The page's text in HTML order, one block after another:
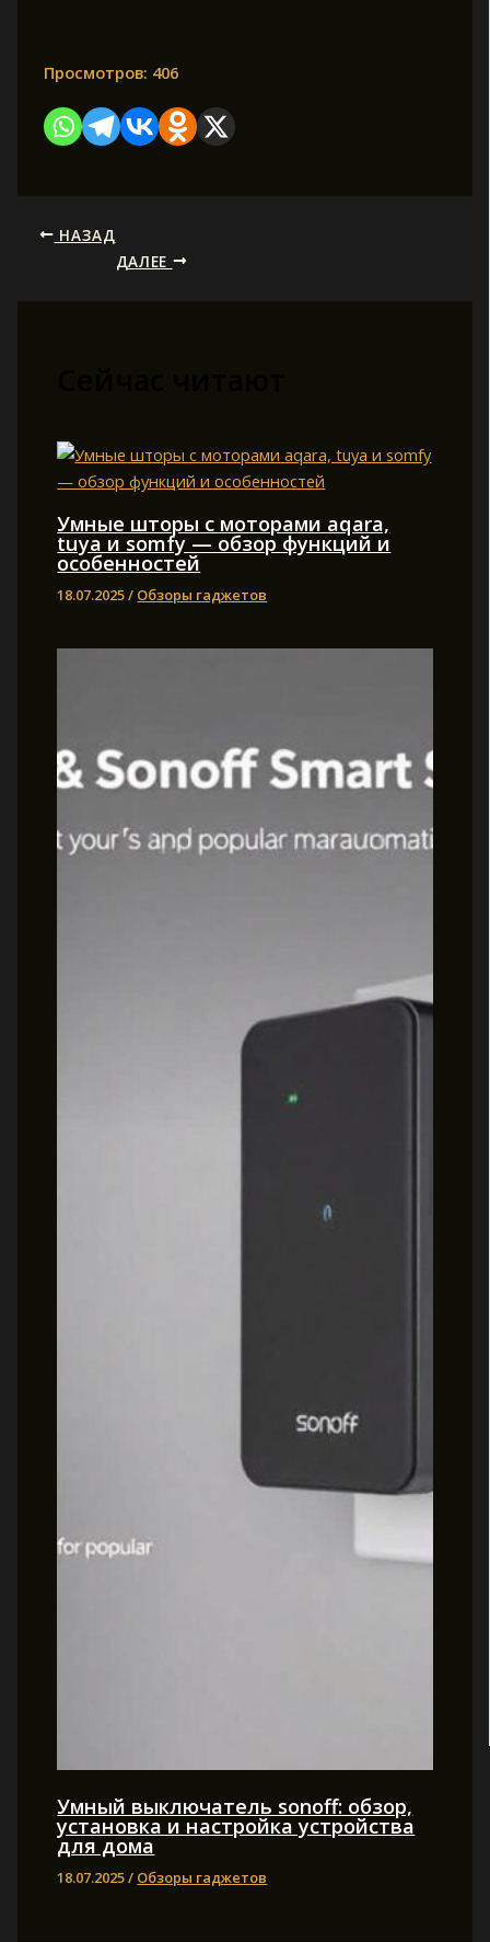
Просмотров: 406
НАЗАД
ДАЛЕЕ
Умные шторы с моторами aqara,
tuya и somfy — обзор функций и
особенностей
18.07.2025/ Обзоры гаджетов
Умный выключатель sonoff: обзор,
установка и настройка устройства
для дома
18.07.2025/ Обзоры гаджетов